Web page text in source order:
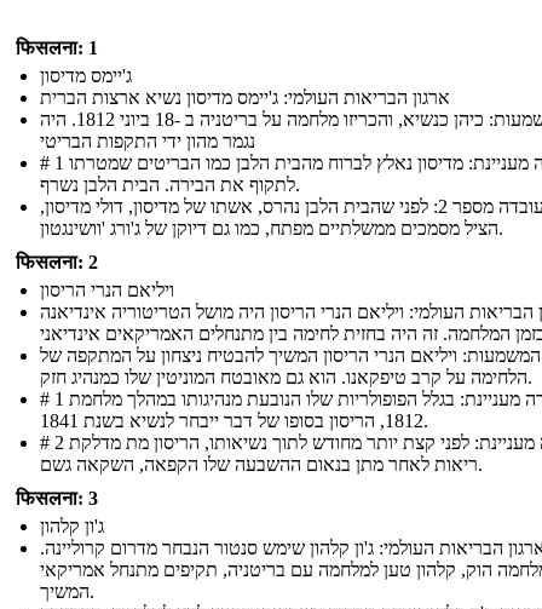
फिसलना: 1
ג'יימס מדיסון
ארגון הבריאות העולמי: ג'יימס מדיסון נשיא ארצות הברית
המשמעות: כיהן כנשיא, והכריזו מלחמה על בריטניה ב -18 ביוני 1812. היה
נגמר מהון ידי התקפות הבריטי
# 1 עובדה מעניינת: מדיסון נאלץ לברוח מהבית הלבן כמו הבריטים שמטרתו
לתקוף את הבירה. הבית הלבן נשרף.
מעניין עובדה מספר 2: לפני שהבית הלבן נהרס, אשתו של מדיסון, דולי מדיסון,
הציל מסמכים ממשלתיים מפתח, כמו גם דיוקן של ג'ורג 'וושינגטון.
फिसलना: 2
ויליאם הנרי הריסון
הבריאות העולמי: ויליאם הנרי הריסון היה מושל הטריטוריה אינדיאנה
המשמעות: ויליאם הנרי הריסון המשיך להבטיח ניצחון על המתקפה של
הלחימה על קרב טיפקאנו. הוא גם מאובטח המוניטין שלו כמנהיג חזק.
# 1 עובדה מעניינת: בגלל הפופולריות שלו הנובעת מנהיגותו במהלך מלחמת
1812, הריסון בסופו של דבר ייבחר לנשיא בשנת 1841.
# 2 עובדה מעניינת: לפני קצת יותר מחודש לתוך נשיאותו, הריסון מת מדלקת
ריאות לאחר מתן בנאום ההשבעה שלו הקפאה, השקאה גשם.
फिसलना: 3
ג'ון קלהון
הבריאות העולמי: ג'ון קלהון שימש סנטור הנבחר מדרום קרוליינה.
הוק, קלהון טען למלחמה עם בריטניה, תקיפים מתנחל אמריקאי
המשיך.